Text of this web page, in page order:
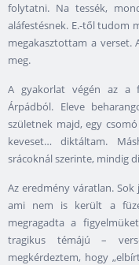
folytatni. Na tessék,
aláfestésnek. E.-től tudom
megakasztottam a verset.
meg.
A gyakorlat végén az a
Árpádból. Eleve
születnek majd, egy
keveset… diktáltam.
srácoknál szerinte, mindig
Az eredmény váratlan.
ami nem is került a
megragadta a
tragikus témájú –
megkérdeztem, hogy